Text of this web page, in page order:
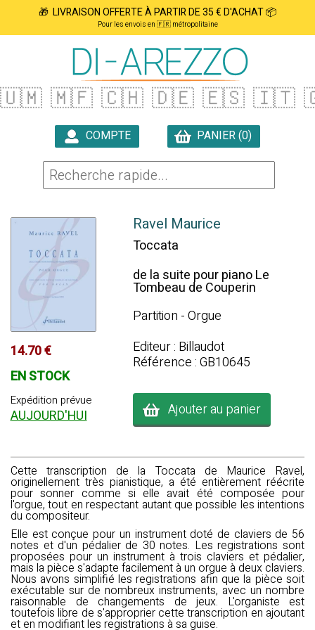
🎁 LIVRAISON OFFERTE À PARTIR DE 35 € D'ACHAT 📦
Pour les envois en 🇫🇷 métropolitaine
🇺🇲 🇲🇫 🇨🇭 🇩🇪 🇪🇸 🇮🇹
COMPTE
PANIER (0)
14.70 €
EN STOCK
Expédition prévue
AUJOURD'HUI
Ravel Maurice
Toccata
de la suite pour piano Le
Tombeau de Couperin
Partition - Orgue
Editeur : Billaudot
Référence : GB10645
Ajouter au panier
Cette transcription de la Toccata de Maurice Ravel,
originellement très pianistique, a été entièrement réécrite
pour sonner comme si elle avait été composée pour
l'orgue, tout en respectant autant que possible les intentions
du compositeur.
Elle est conçue pour un instrument doté de claviers de 56
notes et d'un pédalier de 30 notes. Les registrations sont
proposées pour un instrument à trois claviers et pédalier,
mais la pièce s'adapte facilement à un orgue à deux claviers.
Nous avons simplifié les registrations afin que la pièce soit
exécutable sur de nombreux instruments, avec un nombre
raisonnable de changements de jeux. L'organiste est
toutefois libre de s'approprier cette transcription en ajoutant
et en modifiant les registrations à sa guise.